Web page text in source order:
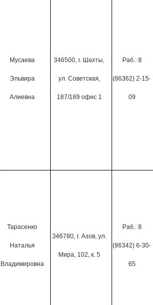
Мусаева
Эльвира
Алиевна
346500, г. Шахты,
ул. Советская,
187/189 офис 1
Раб.: 8
(86362) 2-15-
09
Тарасенко
Наталья
Владимировна
346780, г. Азов, ул.
Мира, 102, к. 5
Раб.: 8
(86342) 6-30-
65